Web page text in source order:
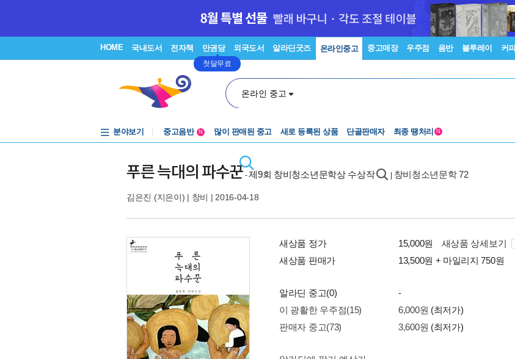
HOME 국내도서 전자책 만권당
첫달무료
외국도서 알라딘굿즈 온라인중고 중고매장 우주점 음반 블루레이 커피
온라인 중고
분야보기
중고음반
중고음반
N 많이 판매된 중고 새로 등록된 상품 단골판매자 최종 땡처리 N
푸른 늑대의 파수꾼 -제9회 창비청소년문학상 수상작 창비청소년문학 72
김은진 (지은이) | 창비 | 2016-04-18
새상품 정가 15,000원
새상품 상세보기
새상품 판매가
13,500원 + 마일리지 750원
알라딘 중고(0)
-
이 광활한 우주점(15)
6,000원 (최저가)
판매자 중고(73)
3,600원 (최저가)